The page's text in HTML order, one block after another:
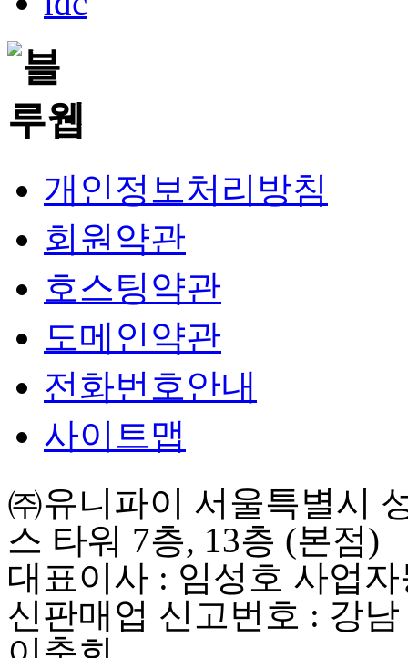
개인정보처리방침
회원약관
호스팅약관
도메인약관
전화번호안내
사이트맵
㈜유니파이 서울특별시
스 타워 7층, 13층 (본점)
대표이사 : 임성호 사업
신판매업 신고번호 : 강